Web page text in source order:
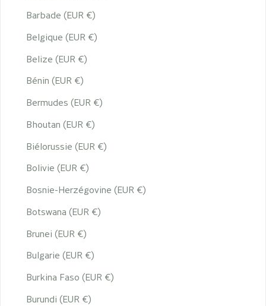
Barbade (EUR €)
Belgique (EUR €)
Belize (EUR €)
Bénin (EUR €)
Bermudes (EUR €)
Bhoutan (EUR €)
Biélorussie (EUR €)
Bolivie (EUR €)
Bosnie-Herzégovine (EUR €)
Botswana (EUR €)
Brunei (EUR €)
Bulgarie (EUR €)
Burkina Faso (EUR €)
Burundi (EUR €)